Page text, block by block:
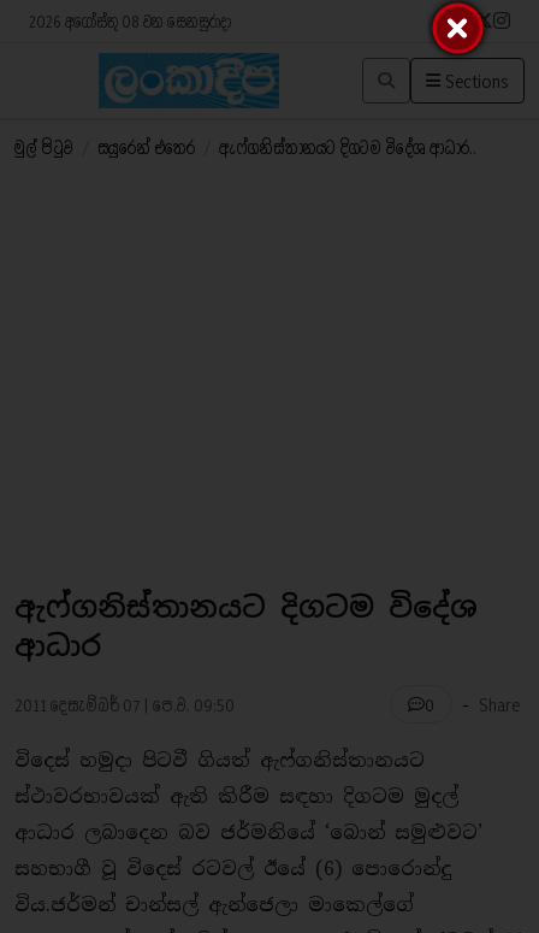
2026 අගෝස්තු 08 වන සෙනසුරාදා
Sections
මුල් පිටුව සයුරෙන් එතෙර ඇෆ්ගනිස්තානයට දිගටම විදේශ ආධාර..
ඇෆ්ගනිස්තානයට දිගටම විදේශ
ආධාර
2011 දෙසැම්බර් 07 | පෙ.ව. 09:50 0 - Share
විදෙස් හමුදා පිටවී ගියත් ඇෆ්ගනිස්තානයට
ස්ථාවරභාවයක් ඇති කිරීම සඳහා දිගටම මුදල්
ආධාර ලබාදෙන බව ජර්මනියේ ‘බොන් සමුළුවට’
සහභාගී වූ විදෙස් රටවල් ඊයේ (6) පොරොන්දු
විය.ජර්මන් චාන්සල් ඇන්ජෙලා මාකෙල්ගේ